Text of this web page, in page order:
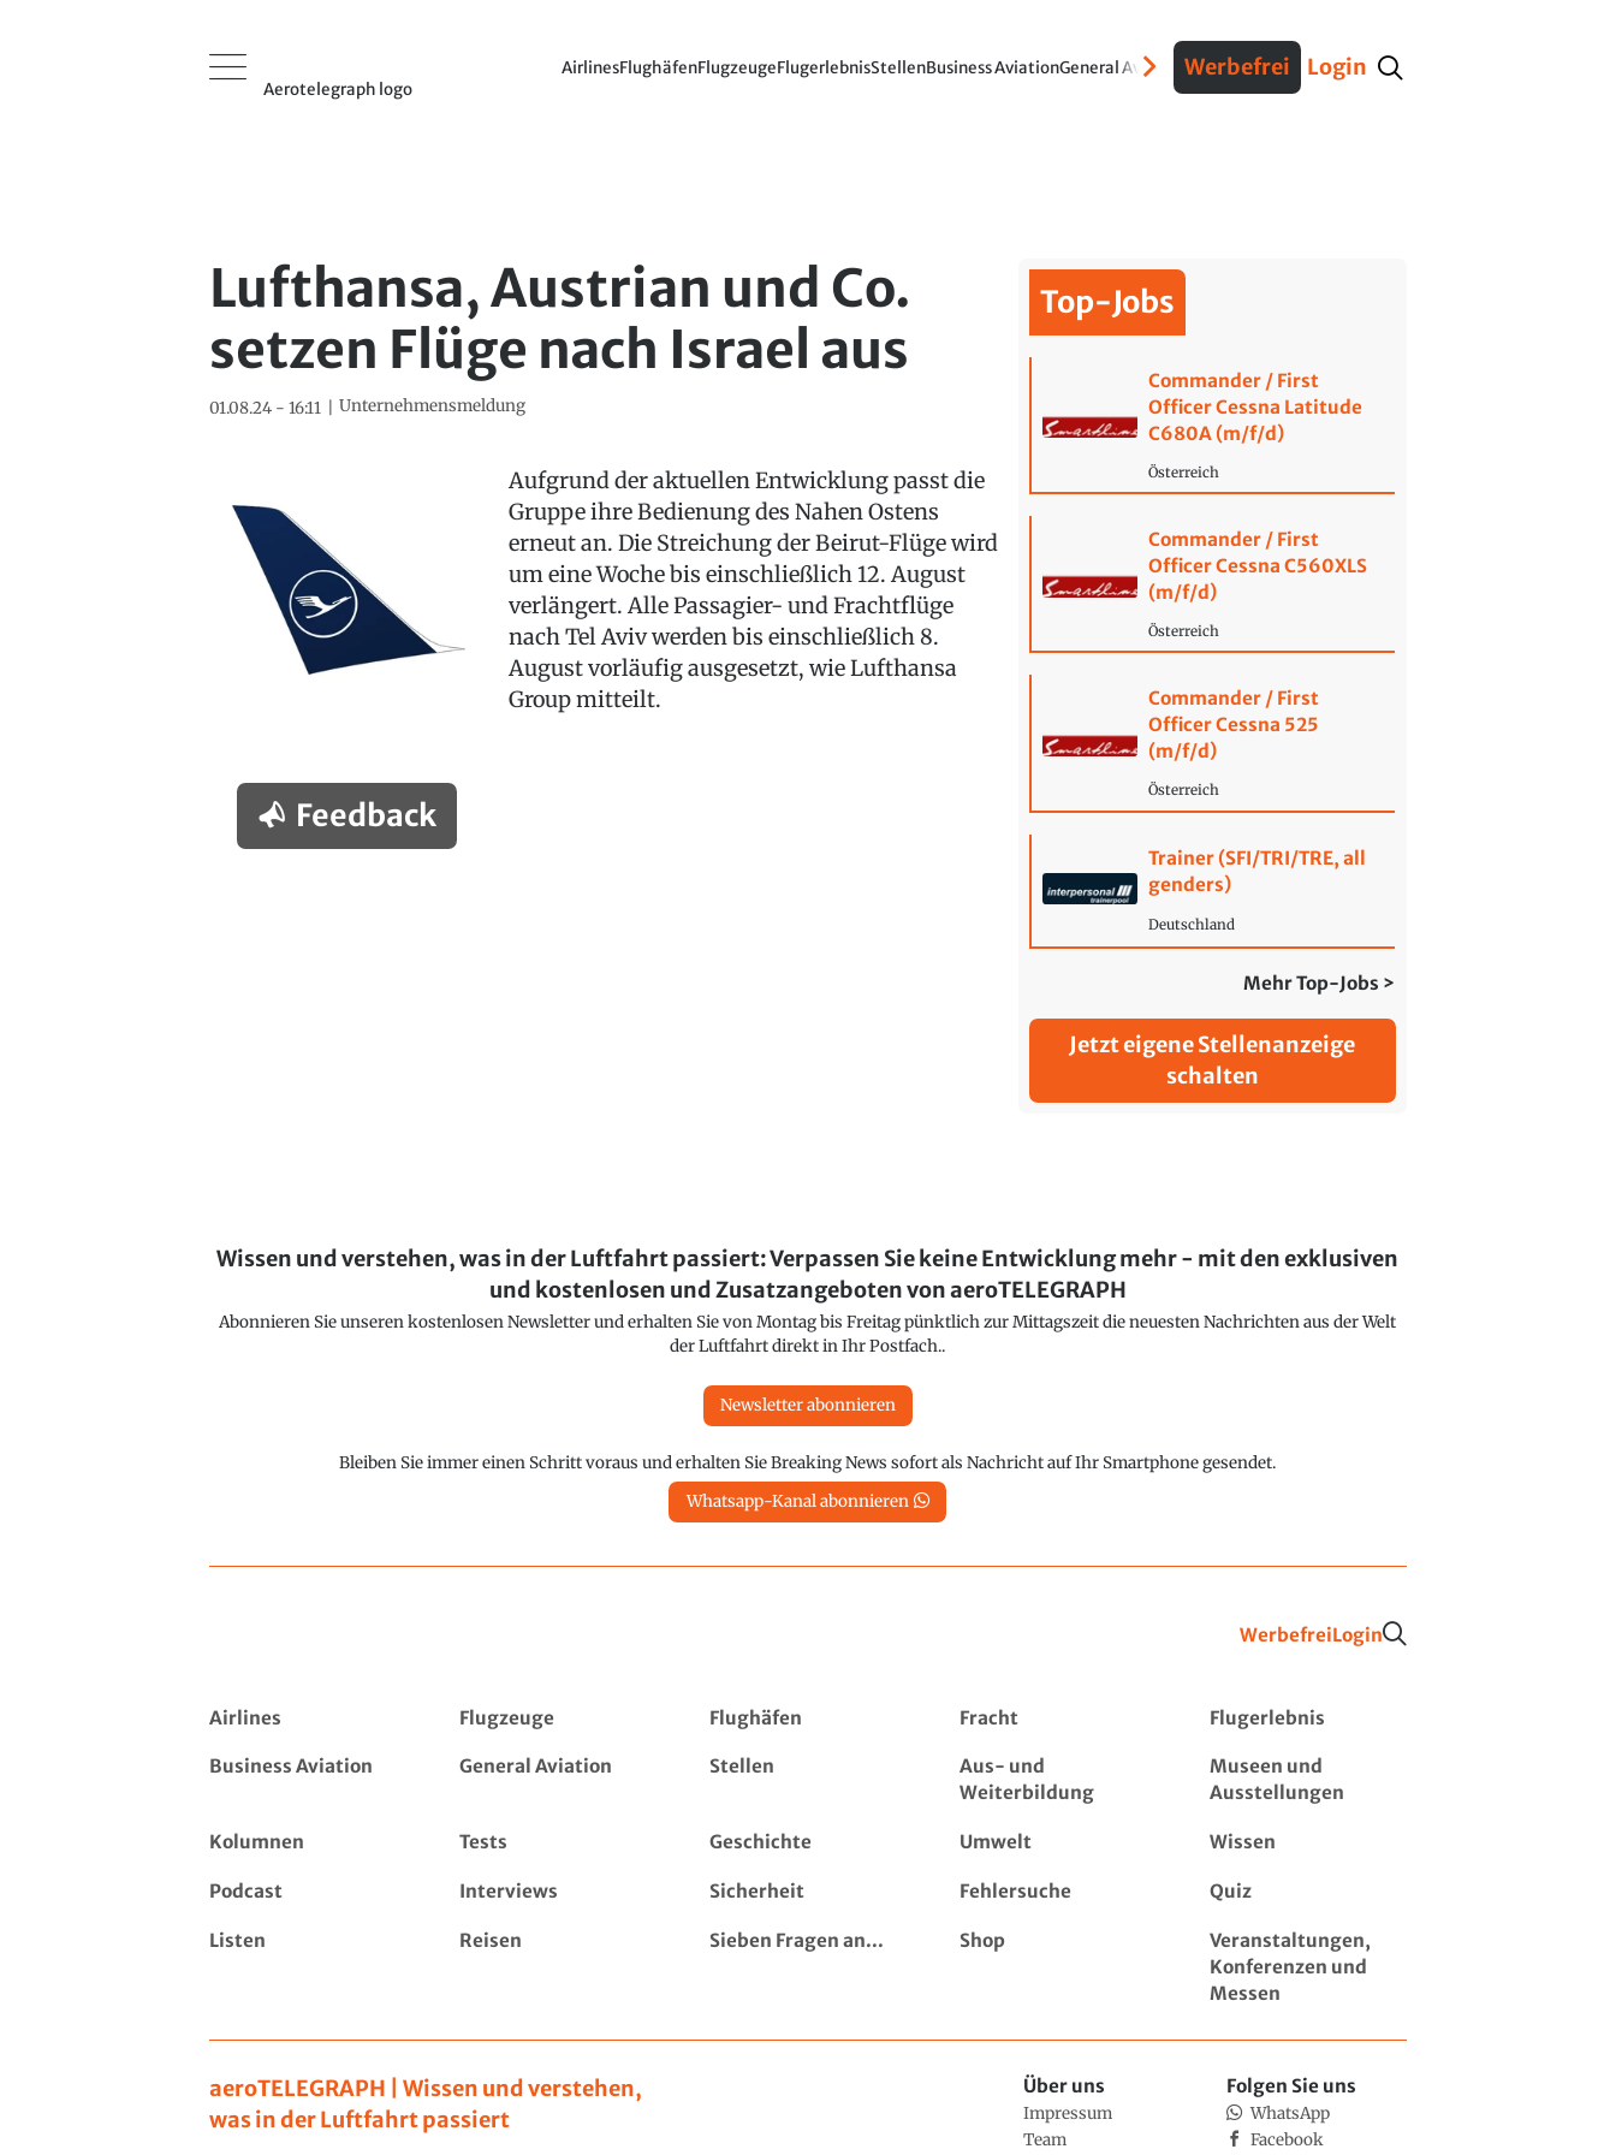
Aerotelegraph logo
AirlinesFlughäfenFlugzeugeFlugerlebnisStellenBusiness AviationGeneral AviationVerteidigungInterviews Fracht
Werbefrei Login
Lufthansa, Austrian und Co.
setzen Flüge nach Israel aus
01.08.24 - 16:11 Unternehmensmeldung
Aufgrund der aktuellen Entwicklung passt die
Gruppe ihre Bedienung des Nahen Ostens
erneut an. Die Streichung der Beirut-Flüge wird
um eine Woche bis einschließlich 12. August
verlängert. Alle Passagier- und Frachtflüge
nach Tel Aviv werden bis einschließlich 8.
August vorläufig ausgesetzt, wie Lufthansa
Group mitteilt.
Feedback
Top-Jobs
Commander / First
Officer Cessna Latitude
C680A (m/f/d)
Österreich
Commander / First
Officer Cessna C560XLS
(m/f/d)
Österreich
Commander / First
Officer Cessna 525
(m/f/d)
Österreich
Trainer (SFI/TRI/TRE, all
genders)
Deutschland
Mehr Top-Jobs >
Jetzt eigene Stellenanzeige
schalten
Wissen und verstehen, was in der Luftfahrt passiert: Verpassen Sie keine Entwicklung mehr - mit den exklusiven
und kostenlosen und Zusatzangeboten von aeroTELEGRAPH
Abonnieren Sie unseren kostenlosen Newsletter und erhalten Sie von Montag bis Freitag pünktlich zur Mittagszeit die neuesten Nachrichten aus der Welt
der Luftfahrt direkt in Ihr Postfach..
Newsletter abonnieren
Bleiben Sie immer einen Schritt voraus und erhalten Sie Breaking News sofort als Nachricht auf Ihr Smartphone gesendet.
Whatsapp-Kanal abonnieren
WerbefreiLogin
Airlines Flugzeuge Flughäfen Fracht Flugerlebnis
Business Aviation General Aviation Stellen
Aus- und
Weiterbildung
Museen und
Ausstellungen
Kolumnen Tests Geschichte Umwelt Wissen
Podcast Interviews Sicherheit Fehlersuche Quiz
Listen Reisen Sieben Fragen an... Shop
Veranstaltungen,
Konferenzen und
Messen
aeroTELEGRAPH | Wissen und verstehen,
was in der Luftfahrt passiert
Über uns
Impressum
Team
Folgen Sie uns
WhatsApp
Facebook